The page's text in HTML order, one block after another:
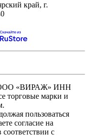
край, г.
ООО «ВИРАЖ» ИНН
торговые марки и
пользоваться
согласие на
с